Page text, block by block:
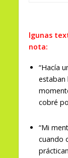
lgunas
nota:
“Hacía
estaban
cobré
“Mi
cuando